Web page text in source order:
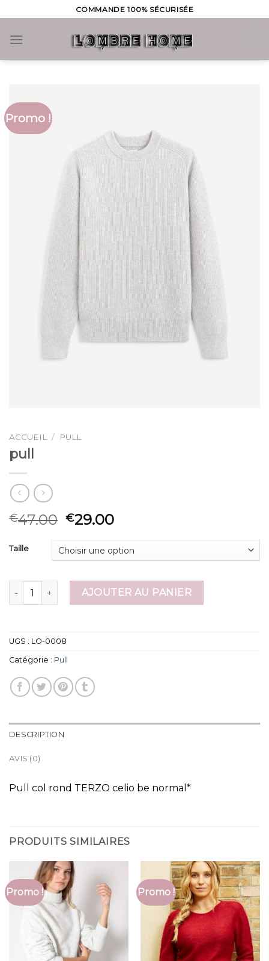
to
content
COMMANDE 100% SÉCURISÉE
Promo !
ACCUEIL / PULL
pull
€47.00 €29.00
Taille
quantité de pull AJOUTER AU PANIER
UGS : LO-0008
Catégorie : Pull
DESCRIPTION
AVIS (0)
Pull col rond TERZO celio be normal*
PRODUITS SIMILAIRES
Promo ! Promo !